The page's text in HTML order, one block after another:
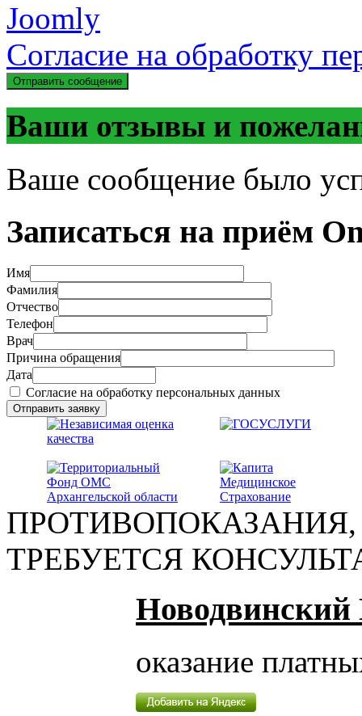
Joomly
Согласие на обработку
Отправить сообщение
Ваши отзывы и
Ваше сообщение было
Записаться на приём
Имя
Фамилия
Отчество
Телефон
Врач
Причина обращения
Дата
Согласие на обработку персональных данных
ПРОТИВОПОКАЗАНИЯ,
ТРЕБУЕТСЯ
оказание